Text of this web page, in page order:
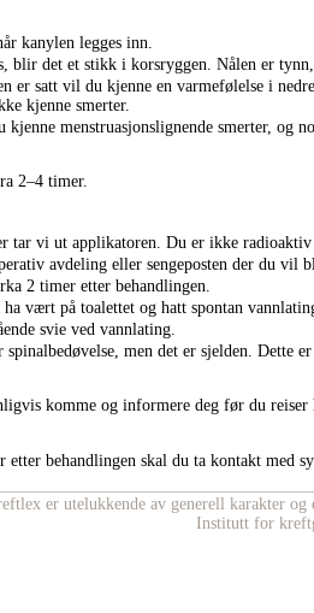
kanylen legges inn.
blir det et stikk i korsryggen. Nålen er
er satt vil du kjenne en varmefølelse i
kjenne smerter.
kjenne menstruasjonslignende smerter,
2–4 timer.
tar vi ut applikatoren. Du er ikke
avdeling eller sengeposten der du vil
2 timer etter behandlingen.
vært på toalettet og hatt spontan
svie ved vannlating.
spinalbedøvelse, men det er sjelden. Dette
komme og informere deg før du
etter behandlingen skal du ta kontakt med
er utelukkende av generell karakter og
Institutt for